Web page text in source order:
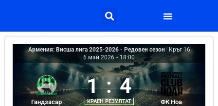
Армения: Висша лига 2025-2026 - Редовен сезон
Кръг 16
6 май 2026 - 18:00
Гандзасар
1 : 4
КРАЕН РЕЗУЛТАТ ФК Ноа